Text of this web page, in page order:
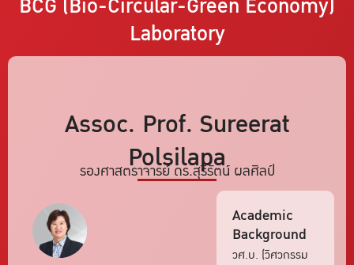
Laboratory
Assoc. Prof. Sureerat
Polsilapa
รองศาสตราจารย์ ดร.สุรีรัตน์ ผลศิลป์
Academic
Background
วศ.บ. (วิศวกรรม